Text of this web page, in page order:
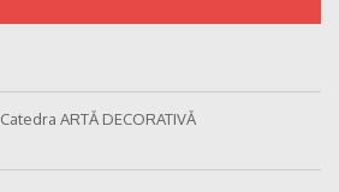
Catedra ARTĂ DECORATIVĂ